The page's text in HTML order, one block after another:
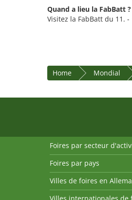
Quand a lieu la FabBatt ?
Visitez la FabBatt du 11.
Home Mondial
Foires par secteur
Foires par pays
Villes de foires en